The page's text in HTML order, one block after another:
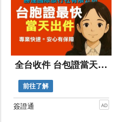
全台收件 台包證當天出件
前往了解
簽證通 AD